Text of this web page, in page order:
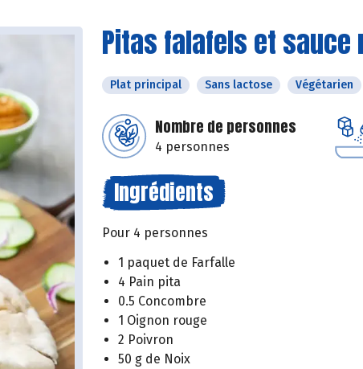
Pitas falafels et sauce
Plat principal Sans lactose Végétarien
Nombre de personnes
4 personnes
Ingrédients
Pour 4 personnes
1 paquet de Farfalle
4 Pain pita
0.5 Concombre
1 Oignon rouge
2 Poivron
50 g de Noix